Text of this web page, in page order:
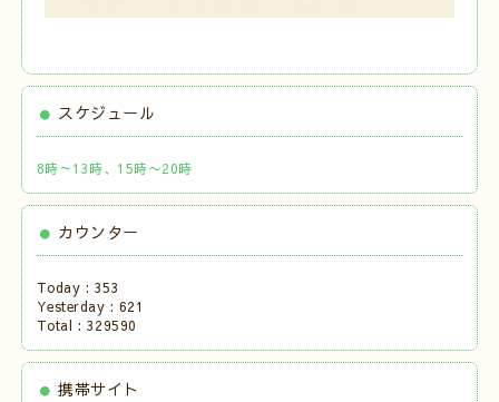
スケジュール
8時～13時、15時〜20時
カウンター
Today : 353
Yesterday : 621
Total : 329590
携帯サイト